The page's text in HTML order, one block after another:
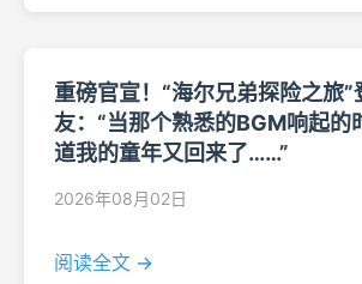
重磅官宣！“海尔兄弟探险之旅”
友：“当那个熟悉的BGM响起的
道我的童年又回来了……”
2026年08月02日
阅读全文 →